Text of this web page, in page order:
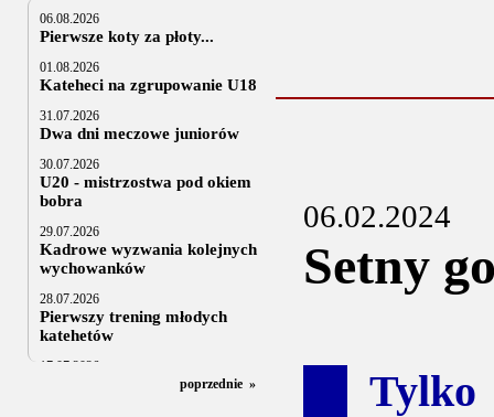
06.08.2026
Pierwsze koty za płoty...
01.08.2026
Kateheci na zgrupowanie U18
31.07.2026
Dwa dni meczowe juniorów
30.07.2026
U20 - mistrzostwa pod okiem
bobra
29.07.2026
Kadrowe wyzwania kolejnych
wychowanków
28.07.2026
Pierwszy trening młodych
katehetów
17.07.2026
U20: z kraju i z zagranicy
poprzednie »
06.02.2024
Setny